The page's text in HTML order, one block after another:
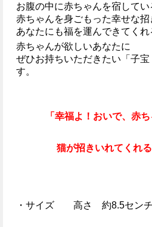
お腹の中に赤ちゃんを宿してい
赤ちゃんを身ごもった幸せな招
あなたにも福を運んできてくれ
赤ちゃんが欲しいあなたに
ぜひお持ちいただきたい「子
す。
「幸福よ！おいで、赤
猫が招きいれてくれ
・サイズ 高さ 約8.5センチ